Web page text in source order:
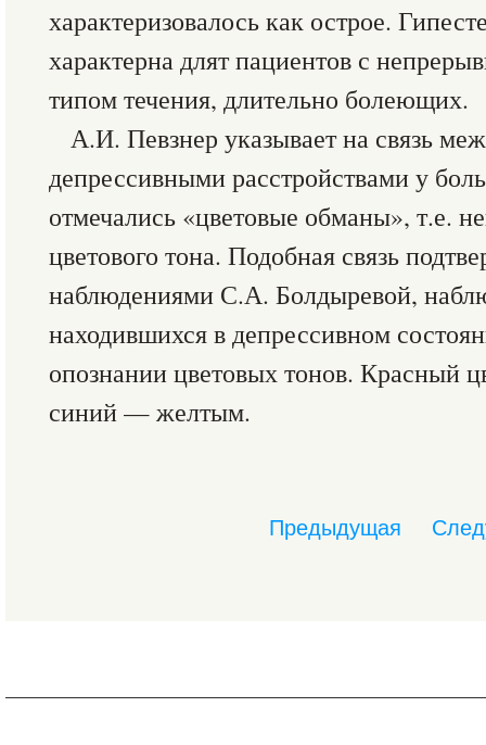
характеризовалось как острое.
характерна длят пациентов с
типом течения, длительно болеющих.
А.И. Певзнер указывает на связь
депрессивными расстройствами у
отмечались «цветовые обманы», т.е.
цветового тона. Подобная связь
наблюдениями С.А. Болдыревой,
находившихся в депрессивном
опознании цветовых тонов. Красный
синий — желтым.
Предыдущая